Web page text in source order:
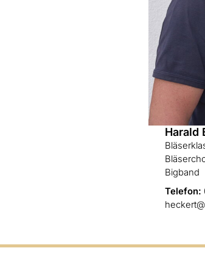
Harald
Bigband
Telefon: